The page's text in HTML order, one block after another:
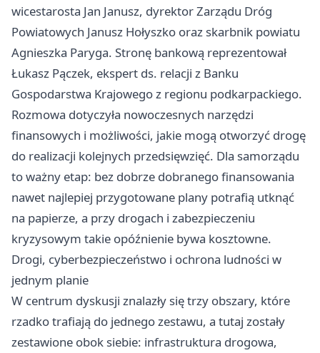
wicestarosta Jan Janusz, dyrektor Zarządu Dróg
Powiatowych Janusz Hołyszko oraz skarbnik powiatu
Agnieszka Paryga. Stronę bankową reprezentował
Łukasz Pączek, ekspert ds. relacji z Banku
Gospodarstwa Krajowego z regionu podkarpackiego.
Rozmowa dotyczyła nowoczesnych narzędzi
finansowych i możliwości, jakie mogą otworzyć drogę
do realizacji kolejnych przedsięwzięć. Dla samorządu
to ważny etap: bez dobrze dobranego finansowania
nawet najlepiej przygotowane plany potrafią utknąć
na papierze, a przy drogach i zabezpieczeniu
kryzysowym takie opóźnienie bywa kosztowne.
Drogi, cyberbezpieczeństwo i ochrona ludności w
jednym planie
W centrum dyskusji znalazły się trzy obszary, które
rzadko trafiają do jednego zestawu, a tutaj zostały
zestawione obok siebie: infrastruktura drogowa,